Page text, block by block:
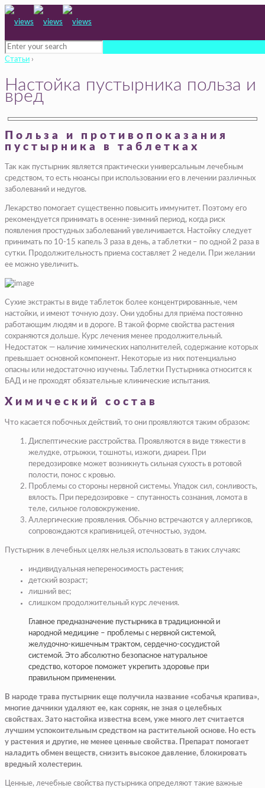
Статьи ›
Настойка пустырника польза и
вред
Польза и противопоказания
пустырника в таблетках
Так как пустырник является практически универсальным лечебным
средством, то есть нюансы при использовании его в лечении различных
заболеваний и недугов.
Лекарство помогает существенно повысить иммунитет. Поэтому его
рекомендуется принимать в осенне-зимний период, когда риск
появления простудных заболеваний увеличивается. Настойку следует
принимать по 10-15 капель 3 раза в день, а таблетки – по одной 2 раза в
сутки. Продолжительность приема составляет 2 недели. При желании
ее можно увеличить.
Сухие экстракты в виде таблеток более концентрированные, чем
настойки, и имеют точную дозу. Они удобны для приёма постоянно
работающим людям и в дороге. В такой форме свойства растения
сохраняются дольше. Курс лечения менее продолжительный.
Недостаток — наличие химических наполнителей, содержание которых
превышает основной компонент. Некоторые из них потенциально
опасны или недостаточно изучены. Таблетки Пустырника относится к
БАД и не проходят обязательные клинические испытания.
Химический состав
Что касается побочных действий, то они проявляются таким образом:
Диспептические расстройства. Проявляются в виде тяжести в
желудке, отрыжки, тошноты, изжоги, диареи. При
передозировке может возникнуть сильная сухость в ротовой
полости, понос с кровью.
Проблемы со стороны нервной системы. Упадок сил, сонливость,
вялость. При передозировке – спутанность сознания, ломота в
теле, сильное головокружение.
Аллергические проявления. Обычно встречаются у аллергиков,
сопровождаются крапивницей, отечностью, зудом.
Пустырник в лечебных целях нельзя использовать в таких случаях:
индивидуальная непереносимость растения;
детский возраст;
лишний вес;
слишком продолжительный курс лечения.
Главное предназначение пустырника в традиционной и
народной медицине – проблемы с нервной системой,
желудочно-кишечным трактом, сердечно-сосудистой
системой. Это абсолютно безопасное натуральное
средство, которое поможет укрепить здоровье при
правильном применении.
В народе трава пустырник еще получила название «собачья крапива»,
многие дачники удаляют ее, как сорняк, не зная о целебных
свойствах. Зато настойка известна всем, уже много лет считается
лучшим успокоительным средством на растительной основе. Но есть
у растения и другие, не менее ценные свойства. Препарат помогает
наладить обмен веществ, снизить высокое давление, блокировать
вредный холестерин.
Ценные, лечебные свойства пустырника определяют такие важные